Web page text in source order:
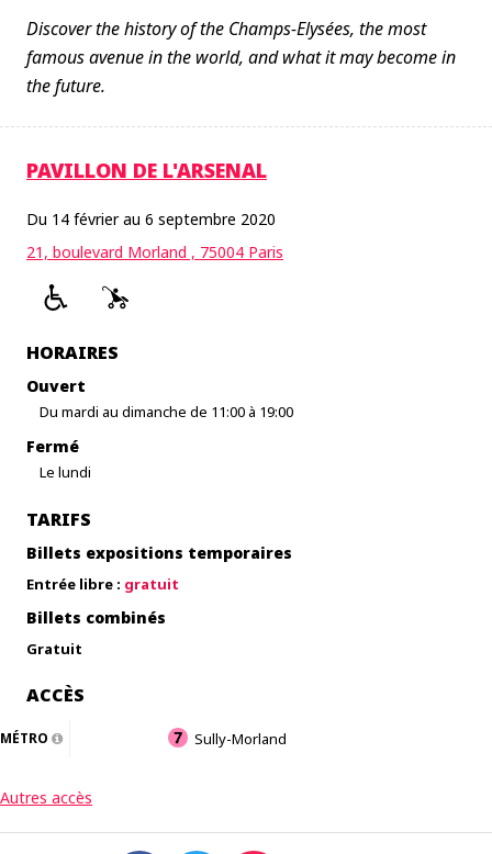
Discover the history of the Champs-Elysées, the most
famous avenue in the world, and what it may become in
the future.
PAVILLON DE L'ARSENAL
Du 14 février au 6 septembre 2020
21, boulevard Morland , 75004 Paris
HORAIRES
Ouvert
Du mardi au dimanche de 11:00 à 19:00
Fermé
Le lundi
TARIFS
Billets expositions temporaires
Entrée libre : gratuit
Billets combinés
Gratuit
ACCÈS
MÉTRO Sully-Morland
Autres accès